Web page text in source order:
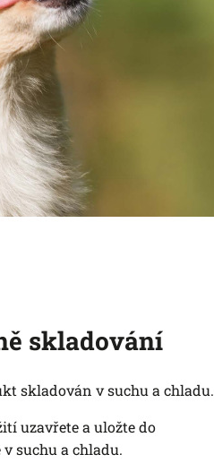
skladování
skladován v suchu a chladu.
uzavřete a uložte do
suchu a chladu.